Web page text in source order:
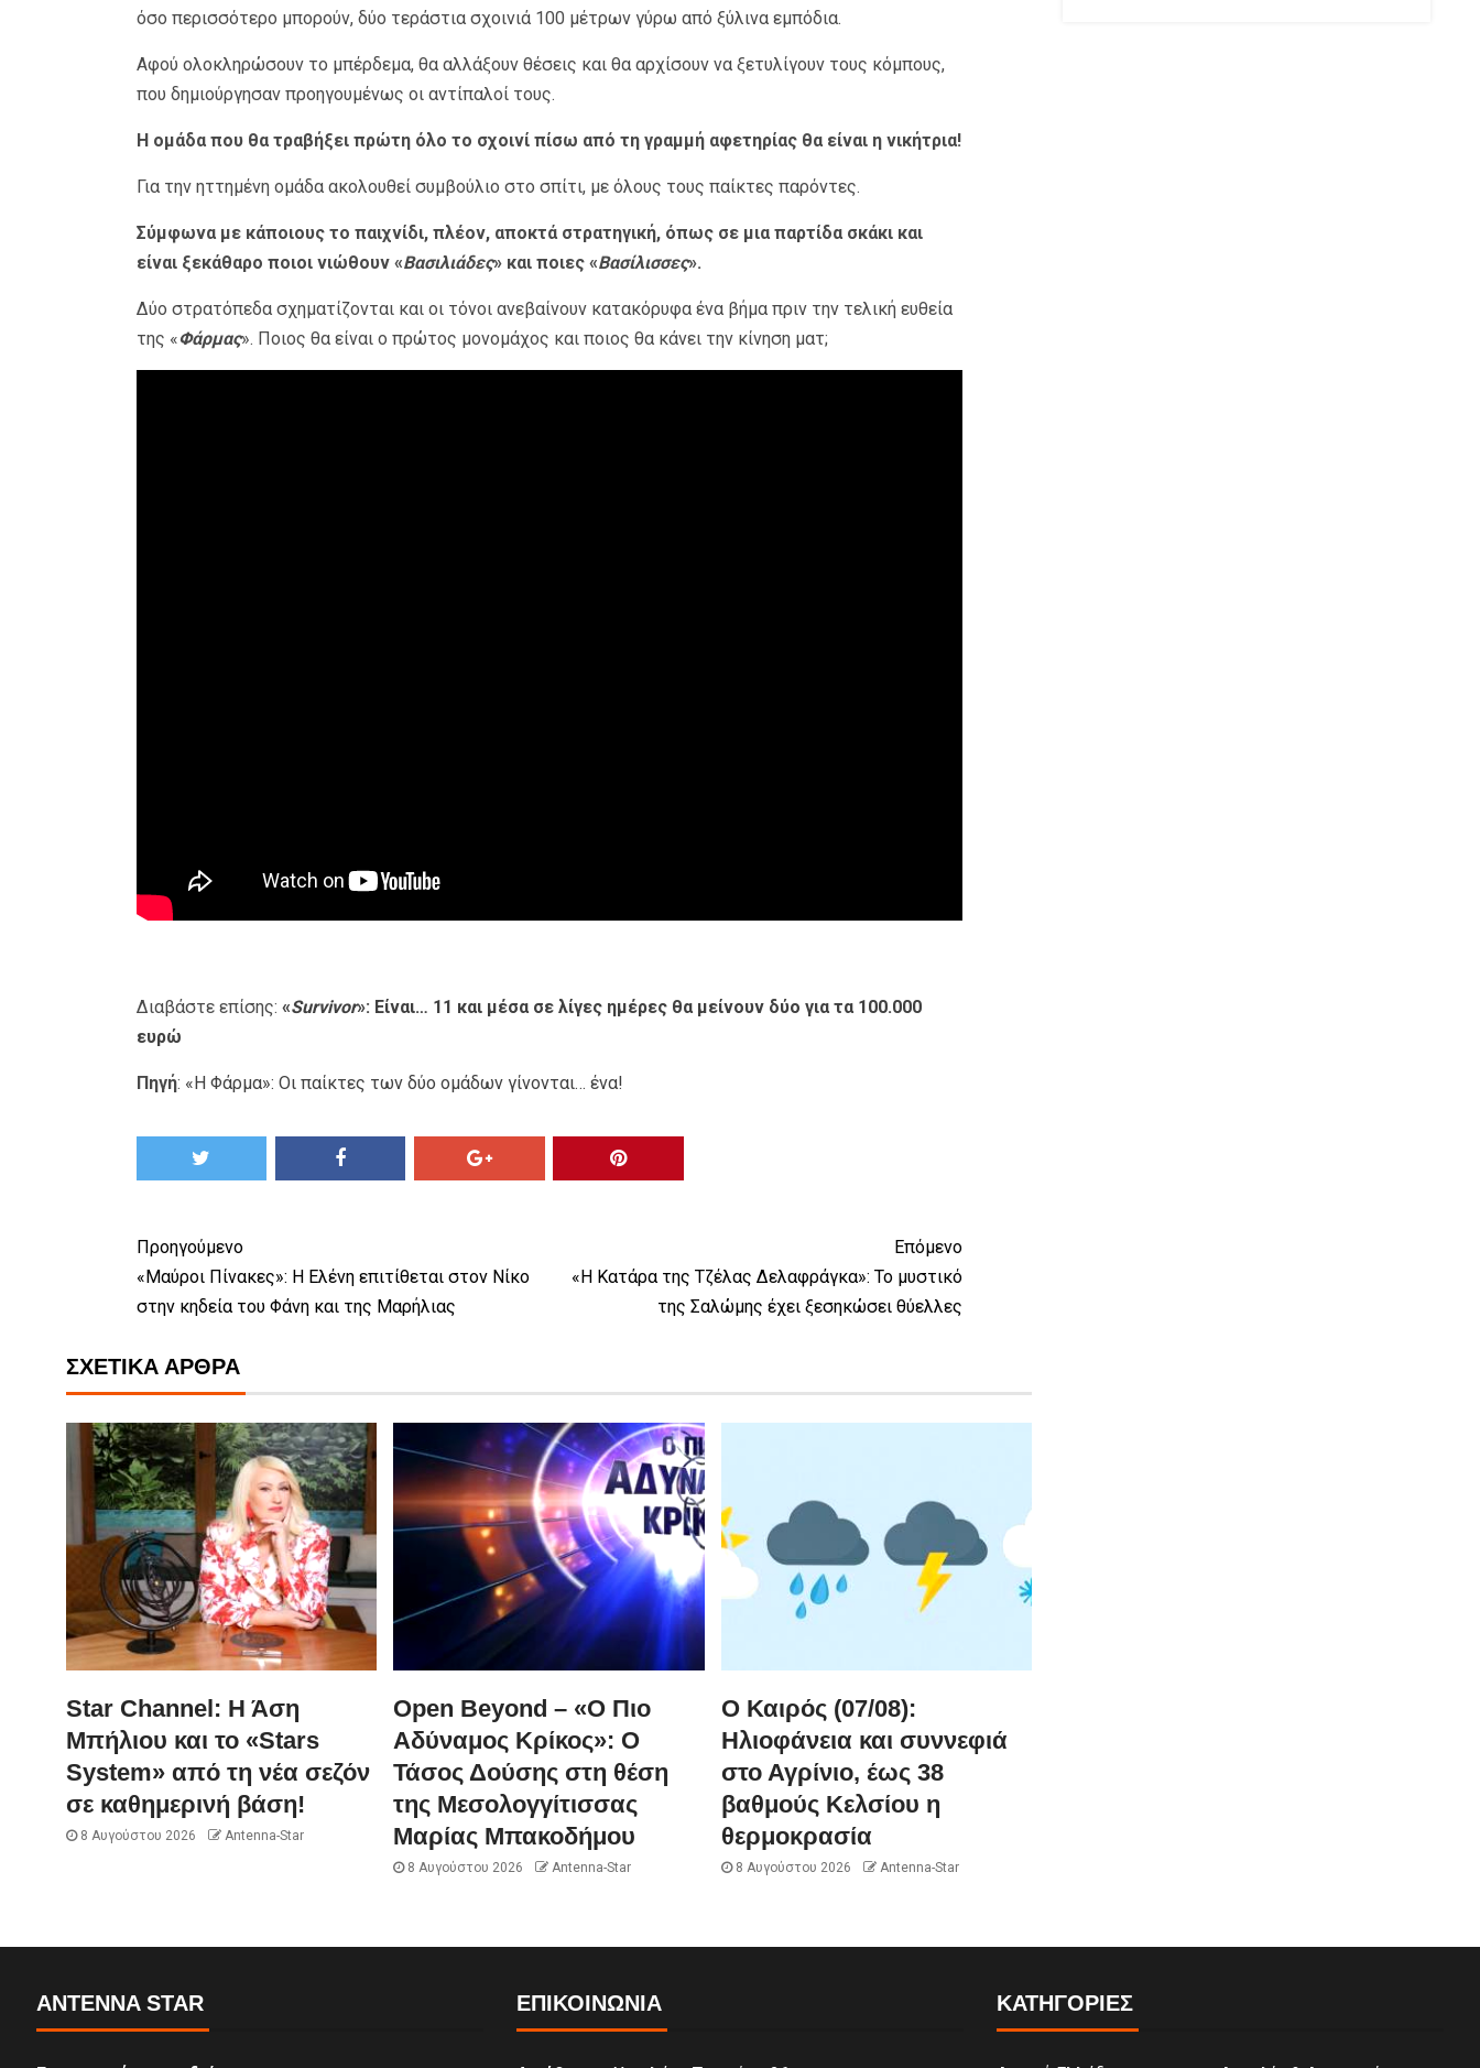
όσο περισσότερο μπορούν, δύο τεράστια σχοινιά 100 μέτρων γύρω από ξύλινα εμπόδια.
Αφού ολοκληρώσουν το μπέρδεμα, θα αλλάξουν θέσεις και θα αρχίσουν να ξετυλίγουν τους κόμπους,
που δημιούργησαν προηγουμένως οι αντίπαλοί τους.
Η ομάδα που θα τραβήξει πρώτη όλο το σχοινί πίσω από τη γραμμή αφετηρίας θα είναι η νικήτρια!
Για την ηττημένη ομάδα ακολουθεί συμβούλιο στο σπίτι, με όλους τους παίκτες παρόντες.
Σύμφωνα με κάποιους το παιχνίδι, πλέον, αποκτά στρατηγική, όπως σε μια παρτίδα σκάκι και
είναι ξεκάθαρο ποιοι νιώθουν «Βασιλιάδες» και ποιες «Βασίλισσες».
Δύο στρατόπεδα σχηματίζονται και οι τόνοι ανεβαίνουν κατακόρυφα ένα βήμα πριν την τελική ευθεία
της «Φάρμας». Ποιος θα είναι ο πρώτος μονομάχος και ποιος θα κάνει την κίνηση ματ;
Διαβάστε επίσης: «Survivor»: Είναι… 11 και μέσα σε λίγες ημέρες θα μείνουν δύο για τα 100.000
ευρώ
Πηγή: «Η Φάρμα»: Οι παίκτες των δύο ομάδων γίνονται… ένα!
Προηγούμενο
«Μαύροι Πίνακες»: Η Ελένη επιτίθεται στον Νίκο
στην κηδεία του Φάνη και της Μαρήλιας
Επόμενο
«Η Κατάρα της Τζέλας Δελαφράγκα»: Το μυστικό
της Σαλώμης έχει ξεσηκώσει θύελλες
ΣΧΕΤΙΚΆ ΆΡΘΡΑ
Star Channel: Η Άση
Μπήλιου και το «Stars
System» από τη νέα σεζόν
σε καθημερινή βάση!
8 Αυγούστου 2026 Antenna-Star
Open Beyond – «Ο Πιο
Αδύναμος Κρίκος»: Ο
Τάσος Δούσης στη θέση
της Μεσολογγίτισσας
Μαρίας Μπακοδήμου
8 Αυγούστου 2026 Antenna-Star
Ο Καιρός (07/08):
Ηλιοφάνεια και συννεφιά
στο Αγρίνιο, έως 38
βαθμούς Κελσίου η
θερμοκρασία
8 Αυγούστου 2026 Antenna-Star
ANTENNA STAR ΕΠΙΚΟΙΝΩΝΊΑ ΚΑΤΗΓΟΡΙΕΣ